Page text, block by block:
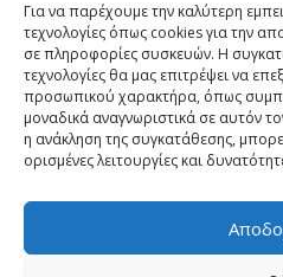
Για να παρέχουμε την καλύτερη
τεχνολογίες όπως cookies για την
σε πληροφορίες συσκευών. Η
τεχνολογίες θα μας επιτρέψει να
προσωπικού χαρακτήρα, όπως
μοναδικά αναγνωριστικά σε αυτόν
η ανάκληση της συγκατάθεσης,
ορισμένες λειτουργίες και